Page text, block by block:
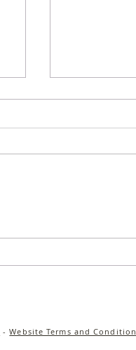
cerise &
-Website Terms and